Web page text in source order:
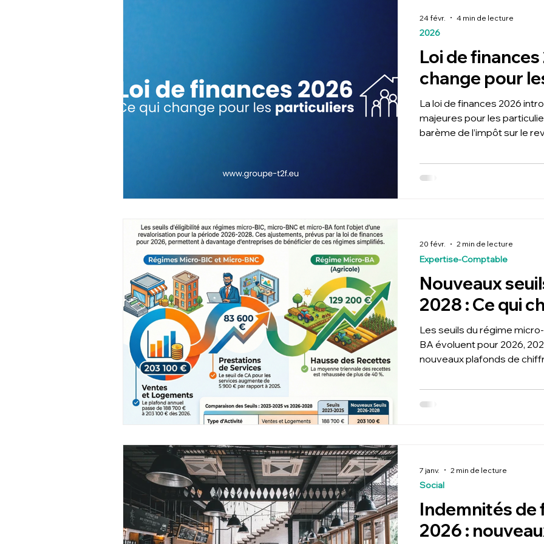
indépendants et
règles
Loi de finances
change pour
La loi de finances 2026
majeures pour les
barème de l’impôt sur le
la contribution
création d’une taxe sur les
2026
24 févr. 4 min de lecture
Nouveaux
2028 : Ce qui
Les seuils du régime
BA évoluent pour 2026,
nouveaux plafonds de
Groupe T2F, expert-
vous accompagne pour
Expertise-Comptable
20 févr. 2 min de lecture
Indemnités de
2026 :
Social
7 janv. 2 min de lecture